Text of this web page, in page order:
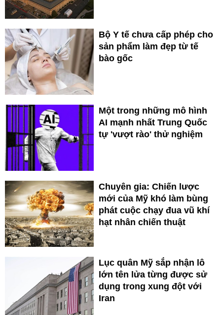
Bộ Y tế chưa cấp phép cho
sản phẩm làm đẹp từ tế
bào gốc
Một trong những mô hình
AI mạnh nhất Trung Quốc
tự 'vượt rào' thử nghiệm
Chuyên gia: Chiến lược
mới của Mỹ khó làm bùng
phát cuộc chạy đua vũ khí
hạt nhân chiến thuật
Lục quân Mỹ sắp nhận lô
lớn tên lửa từng được sử
dụng trong xung đột với
Iran